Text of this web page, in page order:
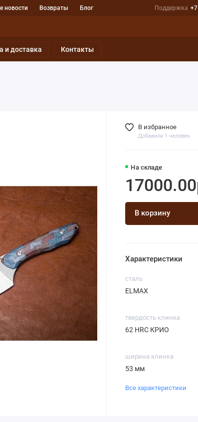
новости Возвраты Блог Поддержка
и доставка Контакты
На складе
В корзину
В избранное
Добавили 1 человек
Характеристики
сталь
ELMAX
твердость клинка
62 HRC КРИО
ширина клинка
53 мм
Все характеристики